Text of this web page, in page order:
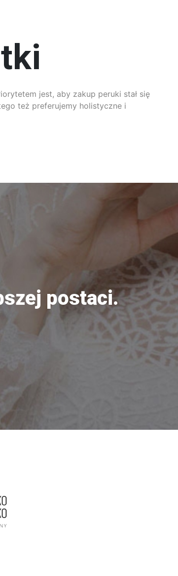
jest, aby zakup peruki stał się
też preferujemy holistyczne i
postaci.